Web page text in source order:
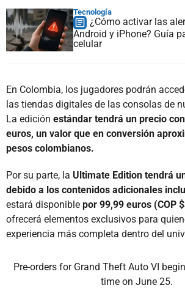
Tecnología
¿Cómo activar las
Android y iPhone? Guía
celular
En Colombia, los jugadores podrán
las tiendas digitales de las consolas de
La edición estándar tendrá un precio
euros, un valor que en conversión
pesos colombianos.
Por su parte, la Ultimate Edition tendrá
debido a los contenidos adicionales
estará disponible por 99,99 euros (COP
ofrecerá elementos exclusivos para
experiencia más completa dentro del
Pre-orders for Grand Theft Auto VI
time on June 25.